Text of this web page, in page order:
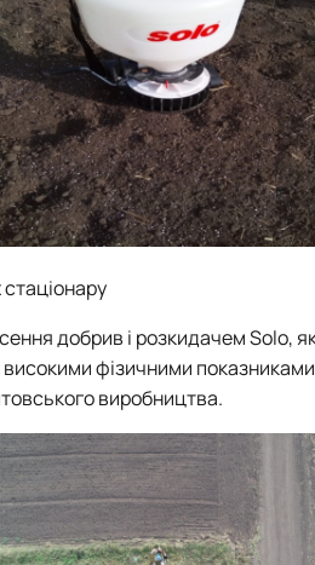
добрив і розкидачем Solo,
фізичними
виробництва.